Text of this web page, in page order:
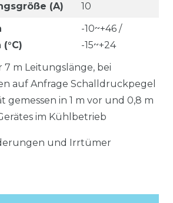
(A)
10
-10~+46 /
-15~+24
m Leitungslänge, bei
auf Anfrage Schalldruckpegel
gemessen in 1 m vor und 0,8 m
im Kühlbetrieb
und Irrtümer